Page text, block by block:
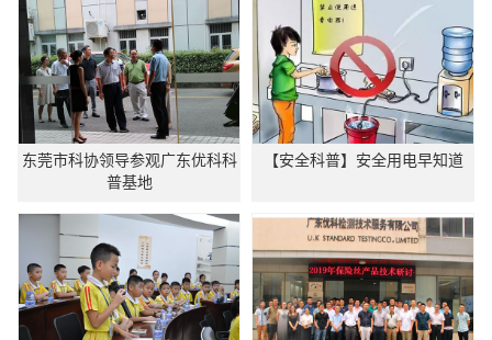
东莞市科协领导参观广东优科科
普基地
【安全科普】安全用电早知道